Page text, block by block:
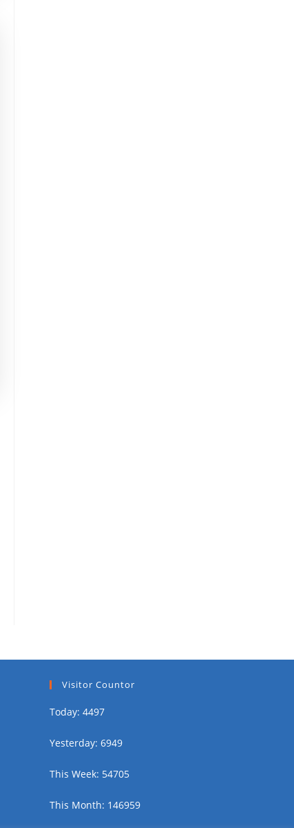
Visitor Countor
Today: 4497
Yesterday: 6949
This Week: 54705
This Month: 146959